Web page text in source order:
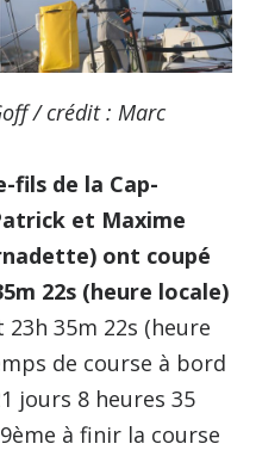
/ crédit : Marc
fils de la Cap-
et Maxime
ont coupé
22s (heure locale)
23h 35m 22s (heure
de course à bord
jours 8 heures 35
à finir la course